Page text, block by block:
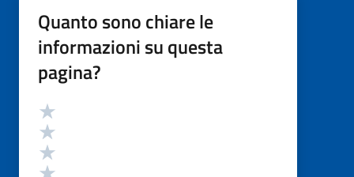
Quanto sono chiare le
informazioni su questa
pagina?
Valutazione